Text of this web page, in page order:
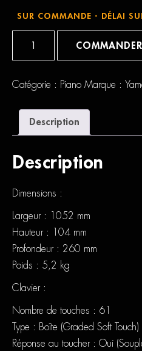
SUR COMMANDE - DÉLAI
Catégorie : Piano Marque :
Description
Description
Dimensions :
Largeur : 1052 mm
Hauteur : 104 mm
Profondeur : 260 mm
Poids : 5,2 kg
Clavier :
Nombre de touches : 61
Type : Boîte (Graded Soft Touch)
Réponse au toucher : Oui